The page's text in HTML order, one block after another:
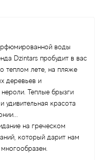
воды
Dzintars пробудит в вас
теплом лете, на пляже
деревьев и
нероли. Теплые брызги
красота
на греческом
который дарит нам